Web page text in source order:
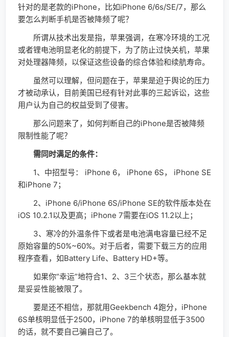
针对的是老款的iPhone，比如iPhone 6/6s/SE/7，那么
要怎么判断手机是否被降频了呢？
所谓从技术出发是指，苹果强调，在寒冷环境的工况
或者锂电池明显老化的前提下，为了防止过快关机，苹果
对处理器降频，以保证这些设备的综合体验和续航寿命。
虽然可以理解，但问题在于，苹果是迫于舆论的压力
才被动承认，目前美国已经有针对此事的三起诉讼，这些
用户认为自己的权益受到了侵害。
那么问题来了，如何判断自己的iPhone是否被降频
限制性能了呢？
需同时满足的条件：
1、中招型号： iPhone 6， iPhone 6S， iPhone SE
和iPhone 7；
2、iPhone 6/iPhone 6S/iPhone SE的软件版本处在
iOS 10.2.1以及更高；iPhone 7需要在iOS 11.2以上；
3、寒冷的外温条件下或者是电池满电容量已经不足
原始容量的50%~60%。对于后者，需要下载三方的应用
程序查看，如Battery Life、Battery HD+等。
如果你“幸运”地符合1、2、3三个状态，那么基本就
是妥妥性能被限了。
要是还不相信，那就用Geekbench 4跑分，iPhone
6S单核明显低于2500，iPhone 7的单核明显低于3500
的话，就不要自己骗自己了。